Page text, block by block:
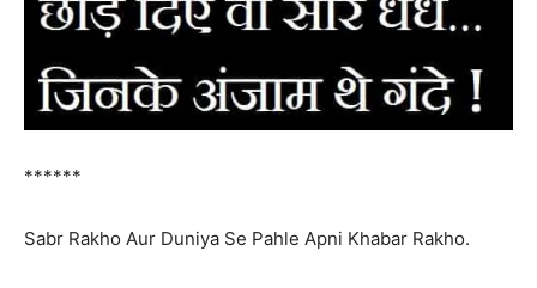
******
Sabr Rakho Aur Duniya Se Pahle Apni Khabar Rakho.